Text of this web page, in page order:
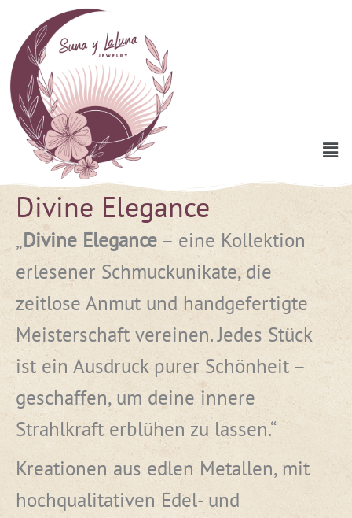
Inhalt
springen
Divine Elegance
„Divine Elegance – eine Kollektion
erlesener Schmuckunikate, die
zeitlose Anmut und handgefertigte
Meisterschaft vereinen. Jedes Stück
ist ein Ausdruck purer Schönheit –
geschaffen, um deine innere
Strahlkraft erblühen zu lassen.“
Kreationen aus edlen Metallen, mit
hochqualitativen Edel- und
Aktualität
sortiert